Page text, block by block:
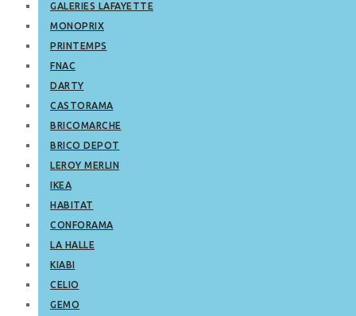
GALERIES LAFAYETTE
MONOPRIX
PRINTEMPS
FNAC
DARTY
CASTORAMA
BRICOMARCHE
BRICO DEPOT
LEROY MERLIN
IKEA
HABITAT
CONFORAMA
LA HALLE
KIABI
CELIO
GEMO